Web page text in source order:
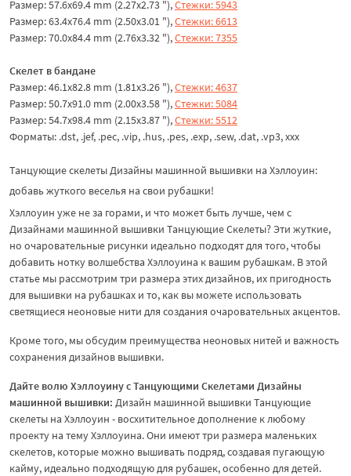
Размер: 57.6x69.4 mm (2.27x2.73 "),Стежки: 5943
Размер: 63.4x76.4 mm (2.50x3.01 "),Стежки: 6613
Размер: 70.0x84.4 mm (2.76x3.32 "),Стежки: 7355
Скелет в бандане
Размер: 46.1x82.8 mm (1.81x3.26 "),Стежки: 4637
Размер: 50.7x91.0 mm (2.00x3.58 "),Стежки: 5084
Размер: 54.7x98.4 mm (2.15x3.87 "),Стежки: 5512
Форматы: .dst, .jef, .pec, .vip, .hus, .pes, .exp, .sew, .dat, .vp3, ххх
Танцующие скелеты Дизайны машинной вышивки на Хэллоуин:
добавь жуткого веселья на свои рубашки!
Хэллоуин уже не за горами, и что может быть лучше, чем с
Дизайнами машинной вышивки Танцующие Скелеты? Эти жуткие,
но очаровательные рисунки идеально подходят для того, чтобы
добавить нотку волшебства Хэллоуина к вашим рубашкам. В этой
статье мы рассмотрим три размера этих дизайнов, их пригодность
для вышивки на рубашках и то, как вы можете использовать
светящиеся неоновые нити для создания очаровательных акцентов.
Кроме того, мы обсудим преимущества неоновых нитей и важность
сохранения дизайнов вышивки.
Дайте волю Хэллоуину с Танцующими Скелетами Дизайны
машинной вышивки: Дизайн машинной вышивки Танцующие
скелеты на Хэллоуин - восхитительное дополнение к любому
проекту на тему Хэллоуина. Они имеют три размера маленьких
скелетов, которые можно вышивать подряд, создавая пугающую
кайму, идеально подходящую для рубашек, особенно для детей.